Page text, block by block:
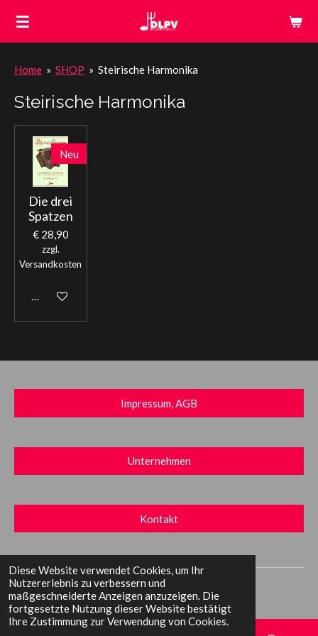
Diese Website verwendet Cookies, um Ihr
Nutzererlebnis zu verbessern und
maßgeschneiderte Anzeigen anzuzeigen. Die
fortgesetzte Nutzung dieser Website bestätigt
Ihre Zustimmung zur Verwendung von Cookies.
Zum
Home » SHOP » Steirische Harmonika
Steirische Harmonika
Neu
Die drei
Spatzen
€ 28,90
zzgl.
Versandkosten
In den Warenkorb
Impressum, AGB
Unternehmen
Kontakt
© 2023 DLPV - Duo LaPerla Verlag